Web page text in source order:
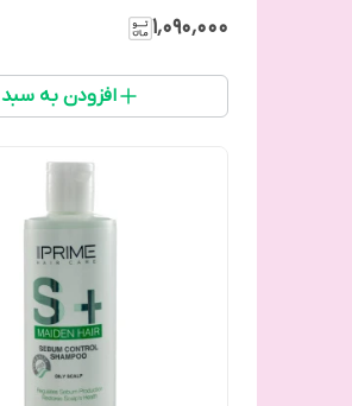
۱٬۰۹۰٬۰۰۰
افزودن به سبد